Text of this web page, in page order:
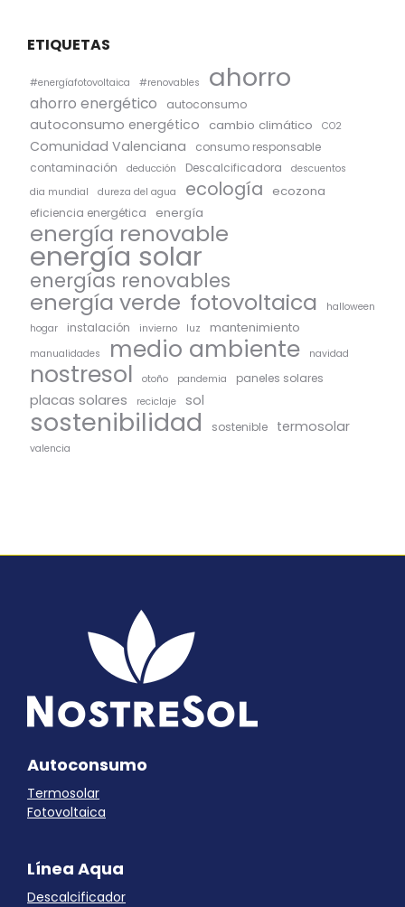
ETIQUETAS
#energíafotovoltaica #renovables ahorro
ahorro energético autoconsumo
autoconsumo energético cambio climático CO2
Comunidad Valenciana
consumo responsable
contaminación
deducción Descalcificadora
descuentos
dia mundial
dureza del agua ecología ecozona
eficiencia energética energía
energía renovable
energía solar
energías renovables
energía verde fotovoltaica
halloween
hogar
instalación invierno luz mantenimiento
manualidades medio ambiente navidad
nostresol otoño pandemia paneles solares
placas solares reciclaje sol
sostenibilidad sostenible termosolar
valencia
Autoconsumo
Termosolar
Fotovoltaica
Línea Aqua
Descalcificador